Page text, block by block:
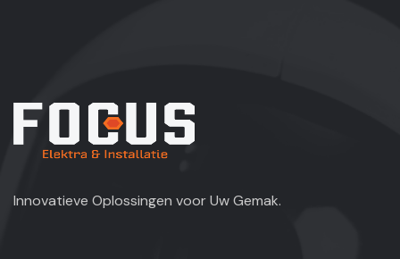
Innovatieve Oplossingen voor Uw Gemak.